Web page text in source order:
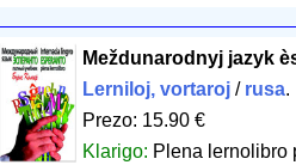
Meždunarodnyj jazyk
Lerniloj, vortaroj / rusa.
Prezo: 15.90 €
Klarigo: Plena lernolibro